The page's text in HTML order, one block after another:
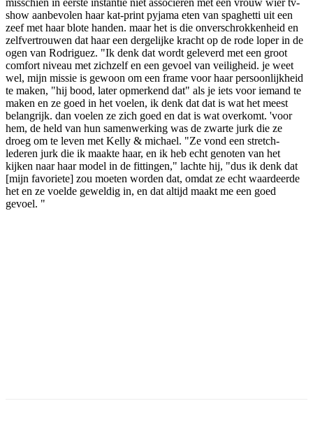
show aanbevolen haar kat-print pyjama eten van spaghetti uit een
zeef met haar blote handen. maar het is die onverschrokkenheid en
zelfvertrouwen dat haar een dergelijke kracht op de rode loper in de
ogen van Rodriguez. "Ik denk dat wordt geleverd met een groot
comfort niveau met zichzelf en een gevoel van veiligheid. je weet
wel, mijn missie is gewoon om een frame voor haar persoonlijkheid
te maken, "hij bood, later opmerkend dat" als je iets voor iemand te
maken en ze goed in het voelen, ik denk dat dat is wat het meest
belangrijk. dan voelen ze zich goed en dat is wat overkomt. 'voor
hem, de held van hun samenwerking was de zwarte jurk die ze
droeg om te leven met Kelly & michael. "Ze vond een stretch-
lederen jurk die ik maakte haar, en ik heb echt genoten van het
kijken naar haar model in de fittingen," lachte hij, "dus ik denk dat
[mijn favoriete] zou moeten worden dat, omdat ze echt waardeerde
het en ze voelde geweldig in, en dat altijd maakt me een goed
gevoel. "